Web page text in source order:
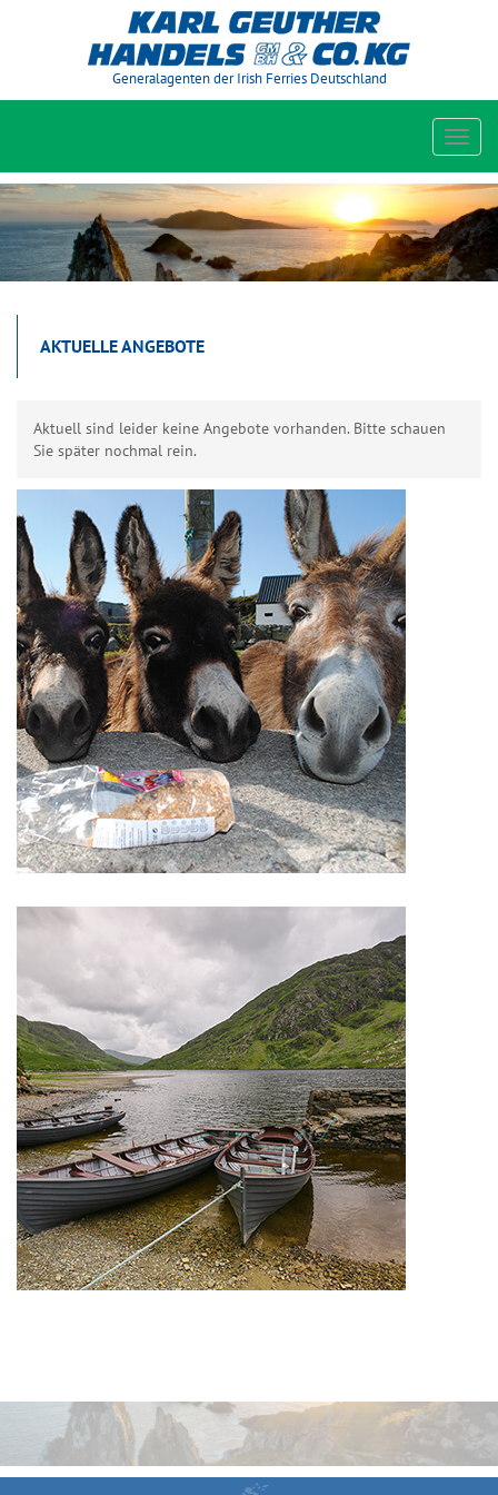
Generalagenten der Irish Ferries Deutschland
AKTUELLE ANGEBOTE
Aktuell sind leider keine Angebote vorhanden. Bitte schauen
Sie später nochmal rein.